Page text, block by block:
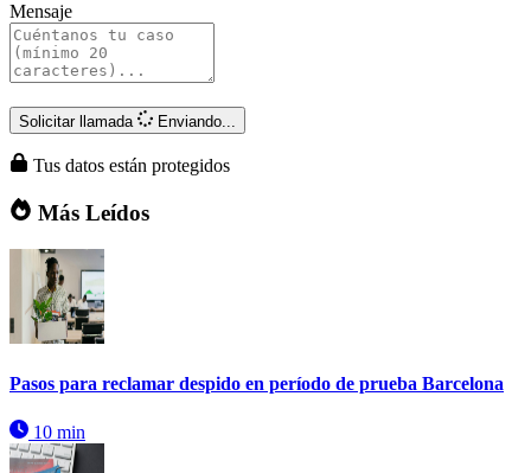
Mensaje
Solicitar llamada Enviando...
Tus datos están protegidos
Más Leídos
Pasos para reclamar despido en período de prueba Barcelona
10 min